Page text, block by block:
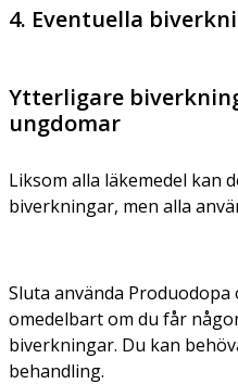
4. Eventuella
Ytterligare
ungdomar
Liksom alla läkemedel kan
biverkningar, men alla
Sluta använda Produodopa
omedelbart om du får
biverkningar. Du kan
behandling.